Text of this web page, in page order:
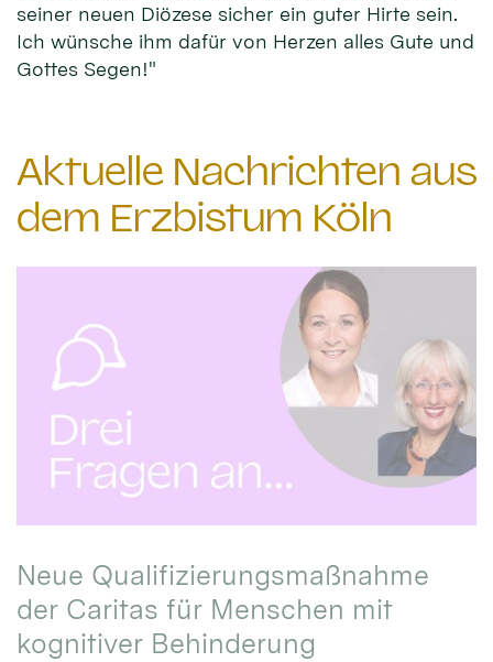
seiner neuen Diözese sicher ein guter Hirte sein.
Ich wünsche ihm dafür von Herzen alles Gute und
Gottes Segen!"
Aktuelle Nachrichten aus
dem Erzbistum Köln
Neue Qualifizierungsmaßnahme
der Caritas für Menschen mit
kognitiver Behinderung